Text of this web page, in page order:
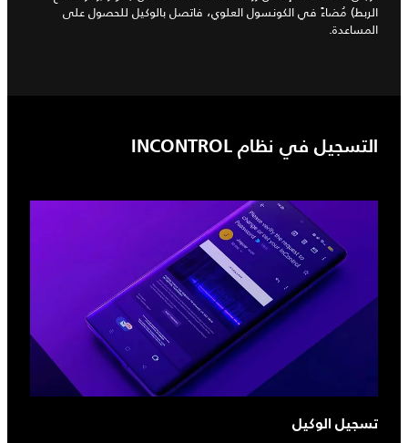
الربط) مُضاءً في الكونسول العلوي، فاتصل بالوكيل للحصول على
المساعدة.
التسجيل في نظام INCONTROL
تسجيل الوكيل